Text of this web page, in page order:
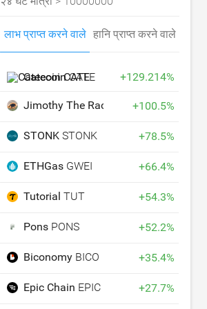
लाभ प्राप्त करने वाले हानि प्राप्त करने वाले
CatecoinCATE +129.214%
Jimothy The RaccoonJIMOTHY
+100.5%
STONKSTONK +78.5%
ETHGas GWEI +66.4%
TutorialTUT +54.3%
Pons PONS +52.2%
Biconomy BICO +35.4%
Epic Chain EPIC +27.7%